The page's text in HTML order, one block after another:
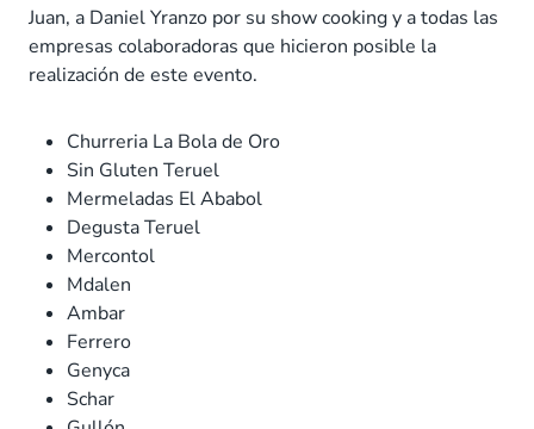
Juan, a Daniel Yranzo por su show cooking y a todas las
empresas colaboradoras que hicieron posible la
realización de este evento.
Churreria La Bola de Oro
Sin Gluten Teruel
Mermeladas El Ababol
Degusta Teruel
Mercontol
Mdalen
Ambar
Ferrero
Genyca
Schar